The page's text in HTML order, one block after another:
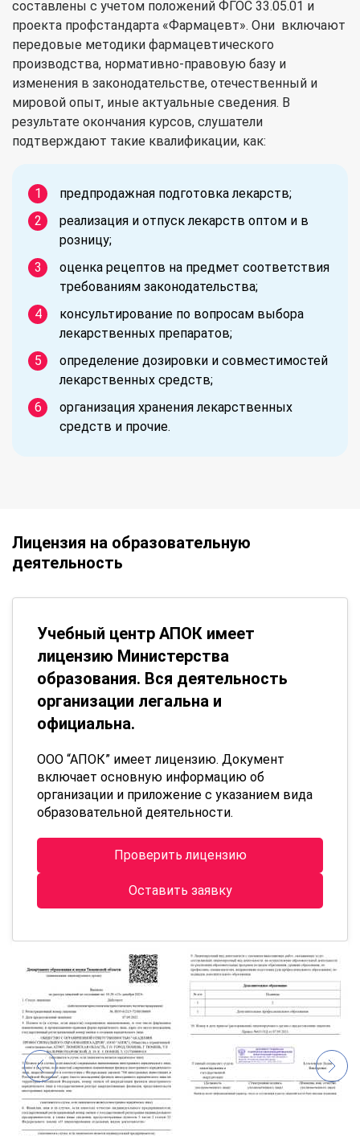
составлены с учетом положений ФГОС 33.05.01 и
проекта профстандарта «Фармацевт». Они включают
передовые методики фармацевтического
производства, нормативно-правовую базу и
изменения в законодательстве, отечественный и
мировой опыт, иные актуальные сведения. В
результате окончания курсов, слушатели
подтверждают такие квалификации, как:
предпродажная подготовка лекарств;
реализация и отпуск лекарств оптом и в
розницу;
оценка рецептов на предмет соответствия
требованиям законодательства;
консультирование по вопросам выбора
лекарственных препаратов;
определение дозировки и совместимостей
лекарственных средств;
организация хранения лекарственных
средств и прочие.
Лицензия на образовательную
деятельность
Учебный центр АПОК имеет
лицензию Министерства
образования. Вся деятельность
организации легальна и
официальна.
ООО “АПОК” имеет лицензию. Документ
включает основную информацию об
организации и приложение с указанием вида
образовательной деятельности.
Проверить лицензию
Оставить заявку